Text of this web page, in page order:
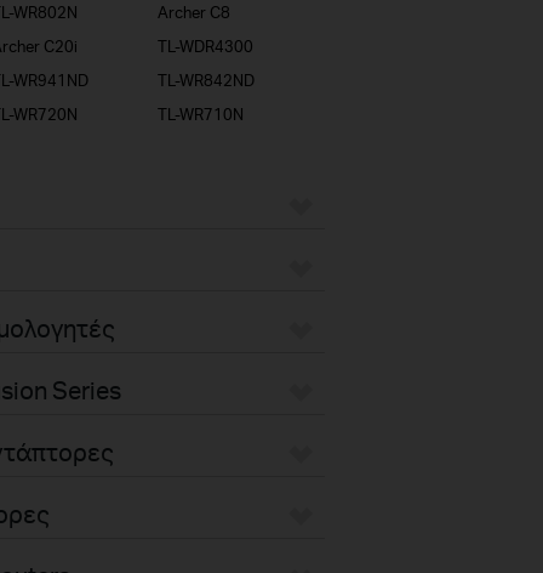
WR802N
Archer C8
C20i
TL-WDR4300
WR941ND
TL-WR842ND
WR720N
TL-WR710N
Series